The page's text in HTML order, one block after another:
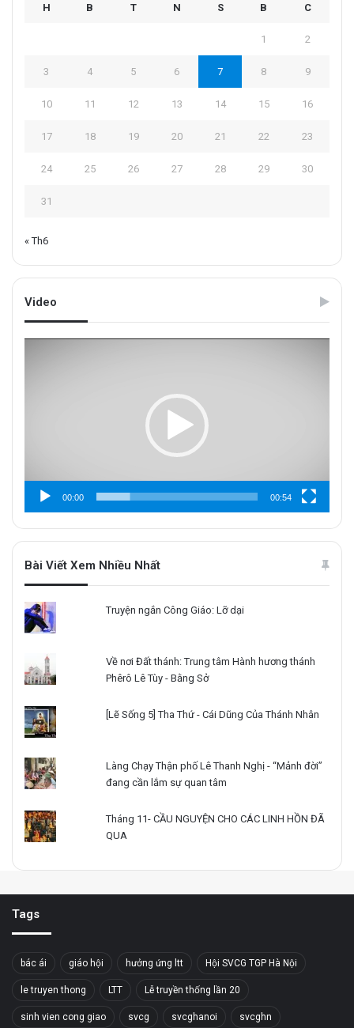
H B T N S B C
1 2
3 4 5 6 7 8 9
10 11 12 13 14 15 16
17 18 19 20 21 22 23
24 25 26 27 28 29 30
31
« Th6
Video
00:00 00:54
Bài Viết Xem Nhiều Nhất
Truyện ngắn Công Giáo: Lỡ dại
Về nơi Đất thánh: Trung tâm Hành hương thánh
Phêrô Lê Tùy - Bằng Sở
[Lẽ Sống 5] Tha Thứ - Cái Dũng Của Thánh Nhân
Làng Chạy Thận phố Lê Thanh Nghị - “Mảnh đời”
đang cần lắm sự quan tâm
Tháng 11- CẦU NGUYỆN CHO CÁC LINH HỒN ĐÃ
QUA
Tags
bác ái giáo hội hưởng ứng ltt Hội SVCG TGP Hà Nội
le truyen thong LTT Lễ truyền thống lần 20
sinh vien cong giao svcg svcghanoi svcghn